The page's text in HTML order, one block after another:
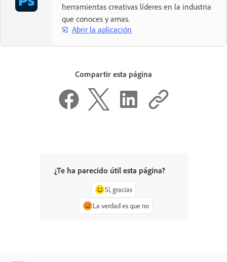
herramientas creativas líderes en la industria
que conoces y amas.
Abrir la aplicación
Compartir esta página
¿Te ha parecido útil esta página?
Sí, gracias
La verdad es que no